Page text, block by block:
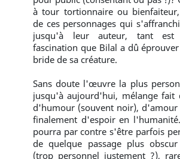
à tour tortionnaire ou
de ces personnages qui
jusqu'à leur auteur, tant est
fascination que Bilal a dû
bride de sa créature.
Sans doute l'œuvre la plus
jusqu'à aujourd'hui, mélange fait
d'humour (souvent noir), d'amour
finalement d'espoir en
pourra par contre s'être parfois
de quelque passage plus
(trop personnel justement ?),